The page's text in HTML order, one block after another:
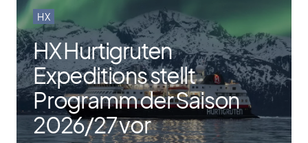
HX
HX Hurtigruten
Expeditions stellt
Programm der Saison
2026/​27 vor